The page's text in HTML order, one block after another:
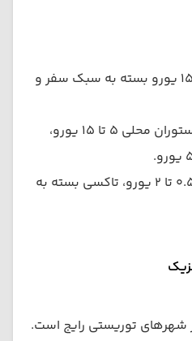
هزینه روزانه: حدود ۳۰ تا ۱۵۰ یورو بسته به سبک سفر و
خوراک و نوشیدنی: غذا در رستوران محلی ۵ تا ۱۵ یورو،
حمل‌ونقل: اتوبوس شهری ۰.۵ تا ۲ یورو، تاکسی بسته به
شهرهای توریستی رایج است.